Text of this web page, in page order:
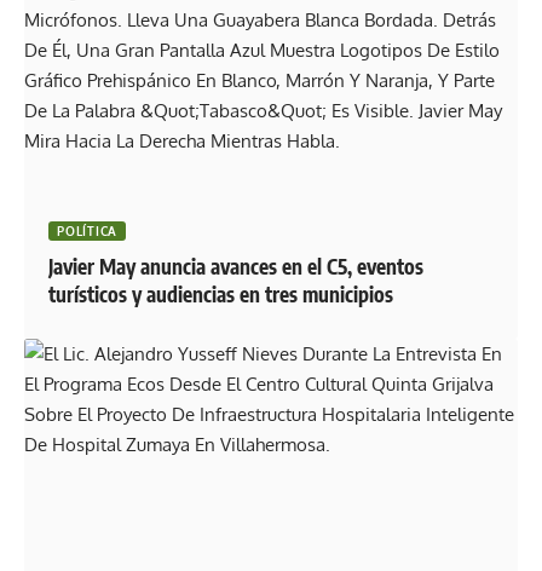
POLÍTICA
Javier May anuncia avances en el C5, eventos
turísticos y audiencias en tres municipios